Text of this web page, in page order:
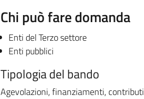
Chi può fare domanda
Enti del Terzo settore
Enti pubblici
Tipologia del bando
Agevolazioni, finanziamenti, contributi